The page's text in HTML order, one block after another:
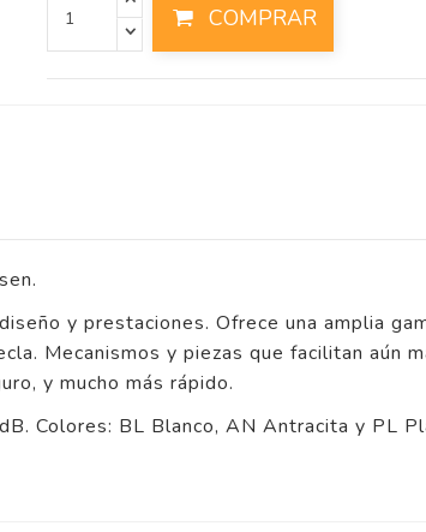
COMPRAR
y prestaciones. Ofrece una amplia
Mecanismos y piezas que facilitan aún
y mucho más rápido.
Colores: BL Blanco, AN Antracita y PL